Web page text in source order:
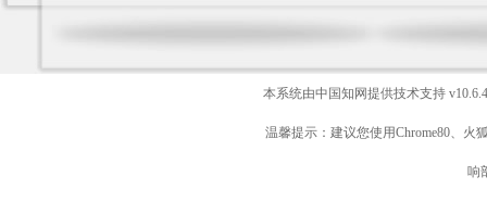
本系统由中国知网提供技术支持
温馨提示：建议您使用Chrome80、火
响